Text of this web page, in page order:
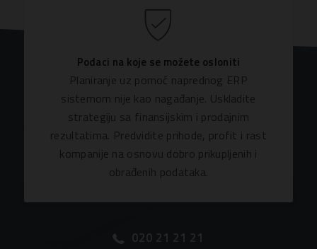
Podaci na koje se možete osloniti
Planiranje uz pomoć naprednog ERP
sistemom nije kao nagađanje. Uskladite
strategiju sa finansijskim i prodajnim
rezultatima. Predvidite prihode, profit i rast
kompanije na osnovu dobro prikupljenih i
obrađenih podataka.
020 21 21 21